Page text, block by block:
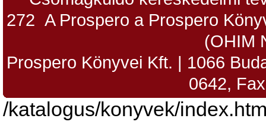
272 A Prospero a Prospero
(OHIM
Prospero Könyvei Kft. | 1066
0642,
/katalogus/konyvek/